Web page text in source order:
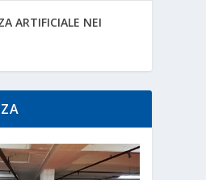
ARTIFICIALE NEI